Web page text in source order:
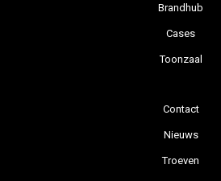
Brandhub
Cases
Toonzaal
Contact
Nieuws
Troeven